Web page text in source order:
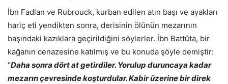
İbn Fadlan ve Rubrouck, kurban edilen atın başı ve ayakları
hariç eti yendikten sonra, derisinin ölünün mezarının
başındaki kazıklara geçirildiğini söylerler. İbn Battûta, bir
kağanın cenazesine katılmış ve bu konuda şöyle demiştir:
“Daha sonra dört at getirdiler. Yorulup duruncaya kadar
mezarın çevresinde koşturdular. Kabir üzerine bir direk